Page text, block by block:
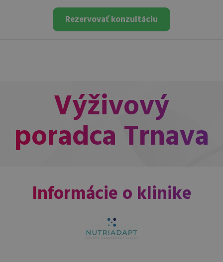
Rezervovať konzultáciu
Výživový
poradca Trnava
Informácie o klinike